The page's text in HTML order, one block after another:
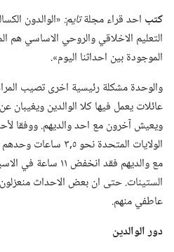
كتب احد قراء مجلةتايم:‏ ‏«الوالدون
التعليم الاخلاقي والروحي الاساسي
الموجودة بين احداثنا اليوم».‏
والوحدة مشكلة رئيسية اخرى تصيب
عائلات يعمل فيها كلا الوالدين ويغيبان
ويعيش آخرون مع احد والديهم.‏ ووفقا
الولايات المتحدة
مع والديهم فقد انخفض
الستينات.‏ حتى ان بعض الاحداث منعزلون
عاطفي منهم.‏
دور الوالدين